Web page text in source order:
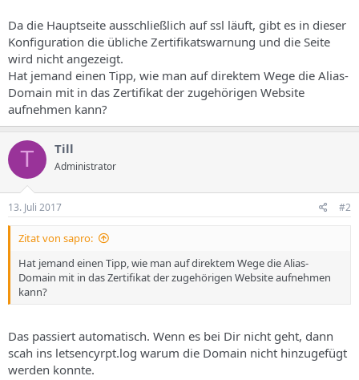
Da die Hauptseite ausschließlich auf ssl läuft, gibt es in dieser
Konfiguration die übliche Zertifikatswarnung und die Seite
wird nicht angezeigt.
Hat jemand einen Tipp, wie man auf direktem Wege die Alias-
Domain mit in das Zertifikat der zugehörigen Website
aufnehmen kann?
T Till
Administrator
13. Juli 2017 #2
Zitat von sapro:
Hat jemand einen Tipp, wie man auf direktem Wege die Alias-
Domain mit in das Zertifikat der zugehörigen Website aufnehmen
kann?
Das passiert automatisch. Wenn es bei Dir nicht geht, dann
scah ins letsencyrpt.log warum die Domain nicht hinzugefügt
werden konnte.